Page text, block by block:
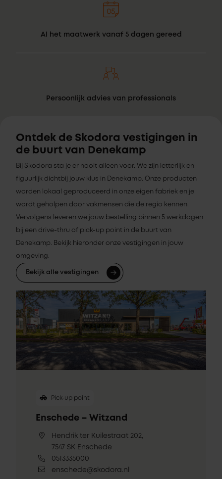
Al het maatwerk vanaf 5 dagen gereed
Persoonlijk advies van professionals
Ontdek de Skodora vestigingen in
de buurt van Denekamp
Bij Skodora sta je er nooit alleen voor. We zijn letterlijk en
figuurlijk dichtbij jouw klus in Denekamp. Onze producten
worden lokaal geproduceerd in onze eigen fabriek en je
wordt geholpen door vakmensen die de regio kennen.
Vervolgens leveren we jouw bestelling binnen 5 werkdagen
bij een drive-thru of pick-up point in de buurt van
Denekamp. Bekijk hieronder onze vestigingen in jouw
omgeving.
Bekijk alle vestigingen
Pick-up point
Enschede – Witzand
Hendrik ter Kuilestraat 202,
7547 SK Enschede
0513335000
enschede@skodora.nl